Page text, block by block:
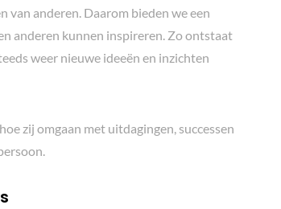
van anderen. Daarom bieden we een
anderen kunnen inspireren. Zo ontstaat
weer nieuwe ideeën en inzichten
zij omgaan met uitdagingen, successen